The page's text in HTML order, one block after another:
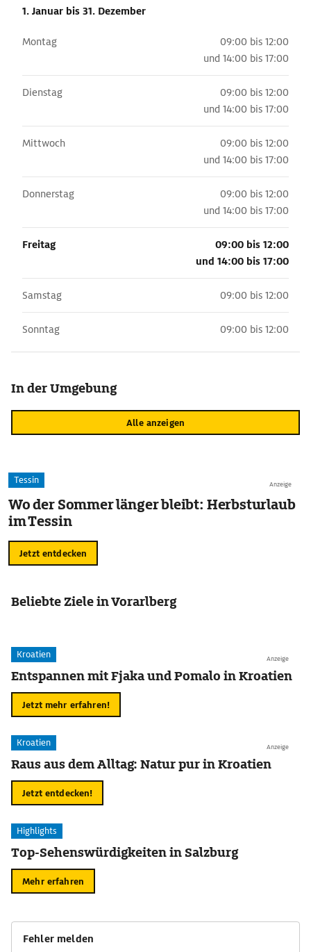
1. Januar bis 31. Dezember
Montag
09:00 bis 12:00
und 14:00 bis 17:00
Dienstag
09:00 bis 12:00
und 14:00 bis 17:00
Mittwoch
09:00 bis 12:00
und 14:00 bis 17:00
Donnerstag
09:00 bis 12:00
und 14:00 bis 17:00
Freitag
09:00 bis 12:00
und 14:00 bis 17:00
Samstag 09:00 bis 12:00
Sonntag 09:00 bis 12:00
In der Umgebung
Alle anzeigen
Anzeige
Tessin
Wo der Sommer länger bleibt: Herbsturlaub
im Tessin
Jetzt entdecken
Beliebte Ziele in Vorarlberg
Anzeige
Kroatien
Entspannen mit Fjaka und Pomalo in Kroatien
Jetzt mehr erfahren!
Anzeige
Kroatien
Raus aus dem Alltag: Natur pur in Kroatien
Jetzt entdecken!
Highlights
Top-Sehenswürdigkeiten in Salzburg
Mehr erfahren
Fehler melden